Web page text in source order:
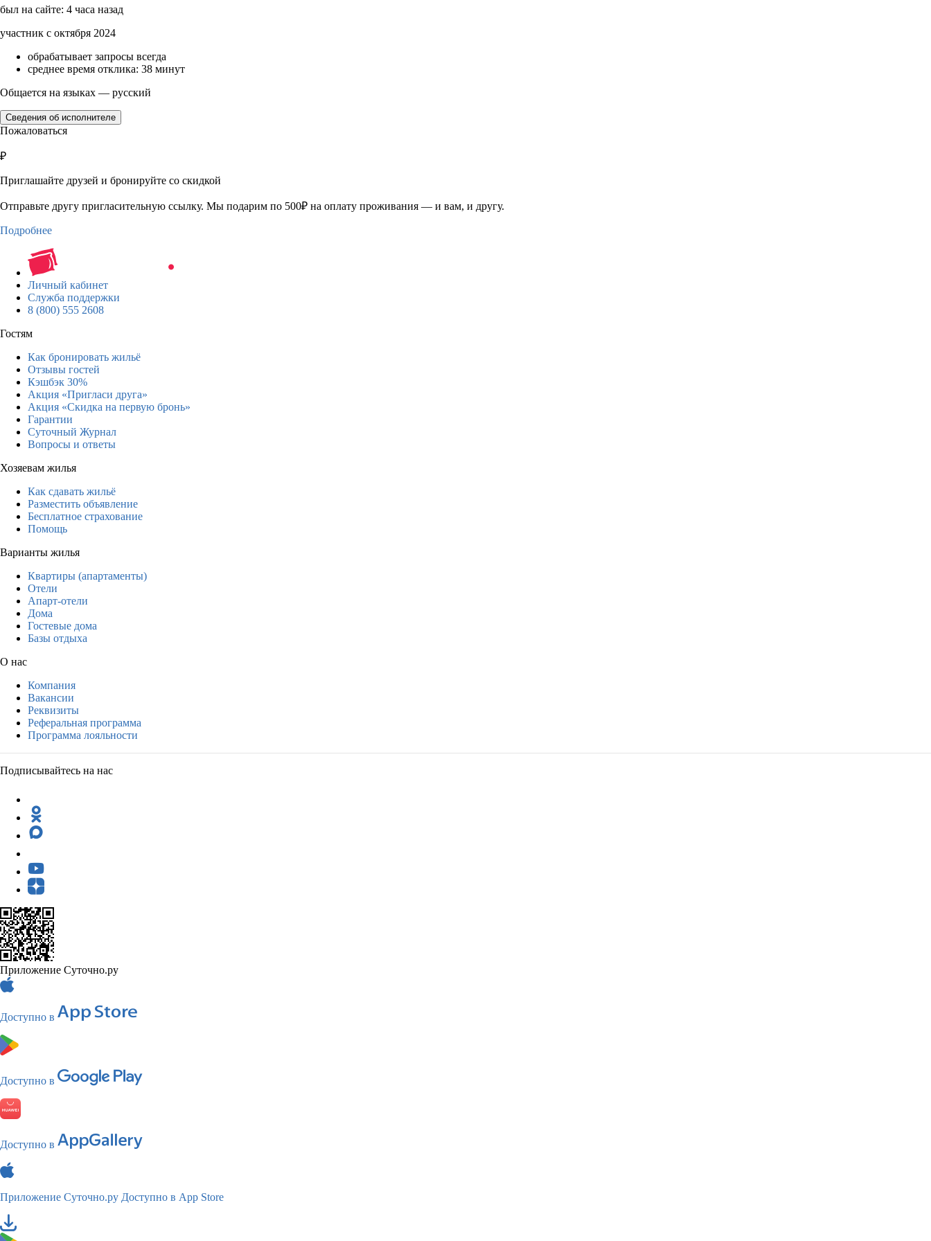
был на сайте: 4 часа назад
участник с октября 2024
обрабатывает запросы всегда
среднее время отклика: 38 минут
Общается на языках — русский
Сведения об исполнителе
Пожаловаться
₽
Приглашайте друзей и бронируйте со скидкой
Отправьте другу пригласительную ссылку. Мы подарим по 500₽ на оплату проживания — и вам, и другу.
Подробнее
Личный кабинет
Служба поддержки
8 (800) 555 2608
Гостям
Как бронировать жильё
Отзывы гостей
Кэшбэк 30%
Акция «Пригласи друга»
Акция «Скидка на первую бронь»
Гарантии
Суточный Журнал
Вопросы и ответы
Хозяевам жилья
Как сдавать жильё
Разместить объявление
Бесплатное страхование
Помощь
Варианты жилья
Квартиры (апартаменты)
Отели
Апарт-отели
Дома
Гостевые дома
Базы отдыха
О нас
Компания
Вакансии
Реквизиты
Реферальная программа
Программа лояльности
Подписывайтесь на нас
Приложение Суточно.ру
Доступно в
Доступно в
Доступно в
Приложение Суточно.ру Доступно в App Store